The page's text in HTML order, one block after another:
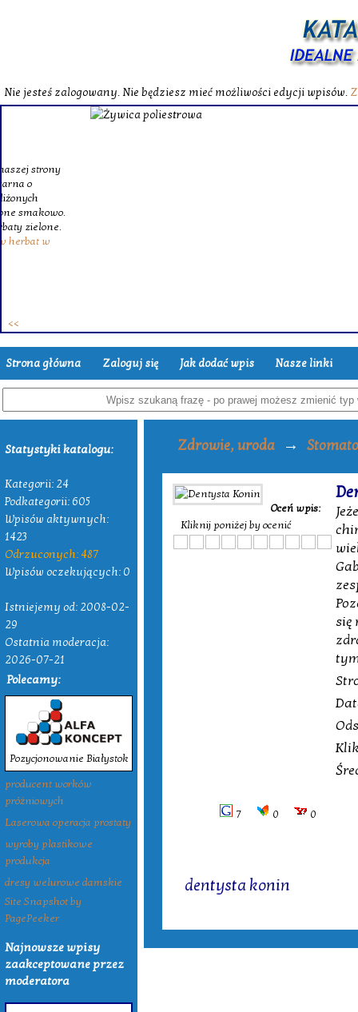
Nie jesteś zalogowany. Nie będziesz mieć możliwości edycji wpisów.
Strona główna Zaloguj się Jak dodać wpis Nasze linki
Statystyki katalogu:
Kategorii: 24
Podkategorii: 605
Wpisów aktywnych:
1423
Odrzuconych: 487
Wpisów oczekujących: 0
Istniejemy od: 2008-02-
29
Ostatnia moderacja:
2026-07-21
Polecamy:
Pozycjonowanie Białystok
producent worków
próżniowych
Laserowa operacja prostaty
wyroby plastikowe
produkcja
dresy welurowe damskie
Site Snapshot by
PagePeeker
Najnowsze wpisy
zaakceptowane przez
moderatora
Zdrowie, uroda →
Oceń wpis:
Kliknij poniżej by ocenić
się
7 0 0
dentysta konin